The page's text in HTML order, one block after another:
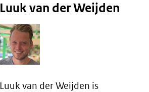
Luuk van der Weijden
Luuk van der Weijden is